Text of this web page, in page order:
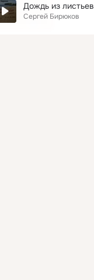
Дождь из листьев
Сергей Бирюков